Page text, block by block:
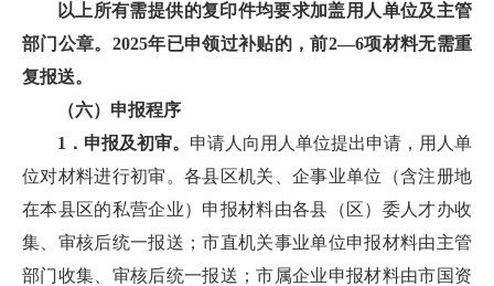
以上所有需提供的复印件均要求加盖用人单位及主管
部门公章。2025年已申领过补贴的，前2—6项材料无需重
复报送。
（六）申报程序
1．申报及初审。 申请人向用人单位提出申请，用人单
位对材料进行初审。各县区机关、企事业单位（含注册地
在本县区的私营企业）申报材料由各县（区）委人才办收
集、审核后统一报送；市直机关事业单位申报材料由主管
部门收集、审核后统一报送；市属企业申报材料由市国资